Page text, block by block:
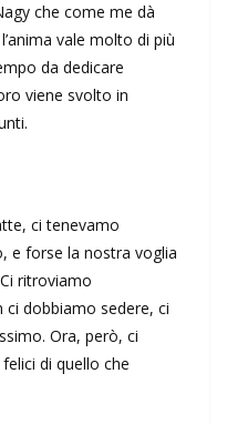
che come me dà
vale molto di più
da dedicare
viene svolto in
ci tenevamo
e forse la nostra voglia
ritroviamo
dobbiamo sedere, ci
Ora, però, ci
di quello che